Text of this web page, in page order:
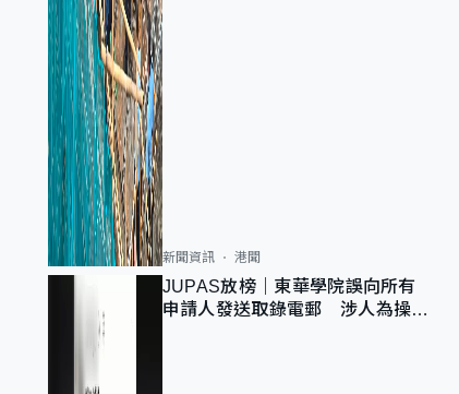
新聞資訊 港聞
JUPAS放榜｜東華學院誤向所有
申請人發送取錄電郵 涉人為操作